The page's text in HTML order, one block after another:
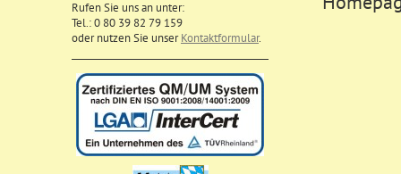
Rufen Sie uns an unter:
Tel.: 0 80 39 82 79 159
oder nutzen Sie unserKontaktformular.